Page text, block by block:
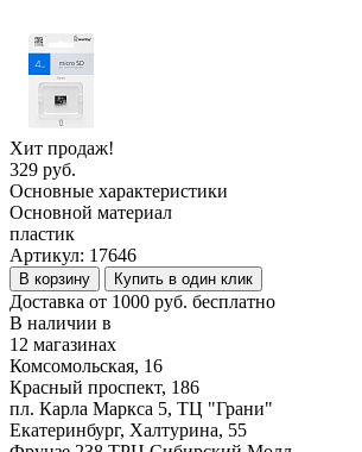
Хит продаж!
329 руб.
Основные характеристики
Основной материал
пластик
Артикул: 17646
В корзину Купить в один клик
Доставка от 1000 руб. бесплатно
В наличии в
12 магазинах
Комсомольская, 16
Красный проспект, 186
пл. Карла Маркса 5, ТЦ "Грани"
Екатеринбург, Халтурина, 55